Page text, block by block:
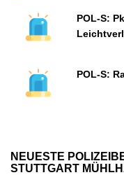
POL-S:
POL-S:
NEUESTE
STUTTGART